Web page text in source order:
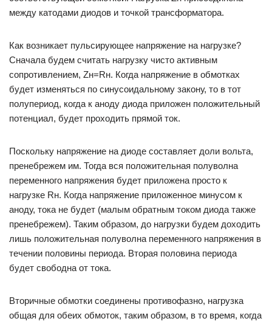
между катодами диодов и точкой трансформатора.
Как возникает пульсирующее напряжение на нагрузке?
Сначала будем считать нагрузку чисто активным
сопротивлением, Zн=Rн. Когда напряжение в обмотках
будет изменяться по синусоидальному закону, то в тот
полупериод, когда к аноду диода приложен положительный
потенциал, будет проходить прямой ток.
Поскольку напряжение на диоде составляет доли вольта,
пренебрежем им. Тогда вся положительная полуволна
переменного напряжения будет приложена просто к
нагрузке Rн. Когда напряжение приложенное минусом к
аноду, тока не будет (малым обратным током диода также
пренебрежем). Таким образом, до нагрузки будем доходить
лишь положительная полуволна переменного напряжения в
течении половины периода. Вторая половина периода
будет свободна от тока.
Вторичные обмотки соединены противофазно, нагрузка
общая для обеих обмоток, таким образом, в то время, когда